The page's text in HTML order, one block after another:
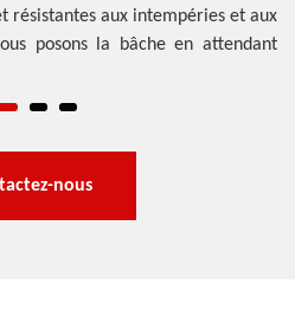
résistantes aux intempéries et aux
posons la bâche en attendant
nous